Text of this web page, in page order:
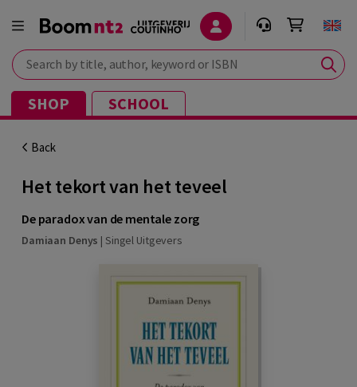
Search by title, author, keyword or ISBN
SHOP SCHOOL
Back
Het tekort van het teveel
De paradox van de mentale zorg
Damiaan Denys | Singel Uitgevers